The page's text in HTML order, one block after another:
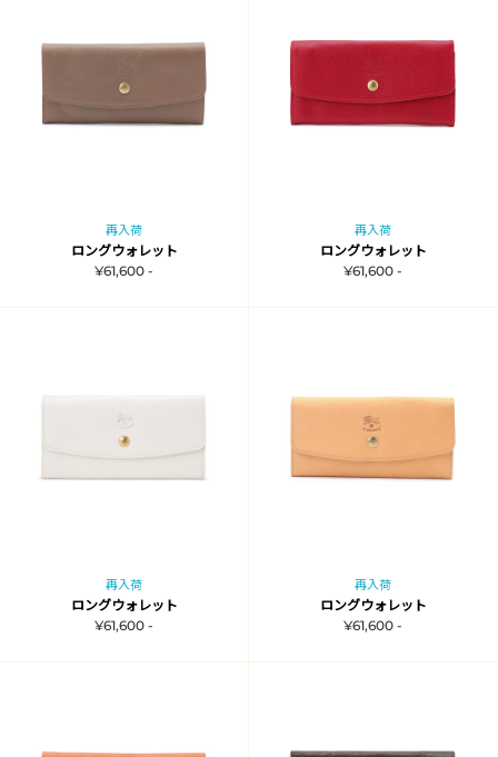
再入荷
ロングウォレット
¥61,600 -
再入荷
ロングウォレット
¥61,600 -
再入荷
ロングウォレット
¥61,600 -
再入荷
ロングウォレット
¥61,600 -